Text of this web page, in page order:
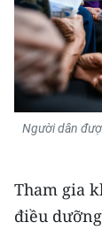
Người dân
Tham gia
điều